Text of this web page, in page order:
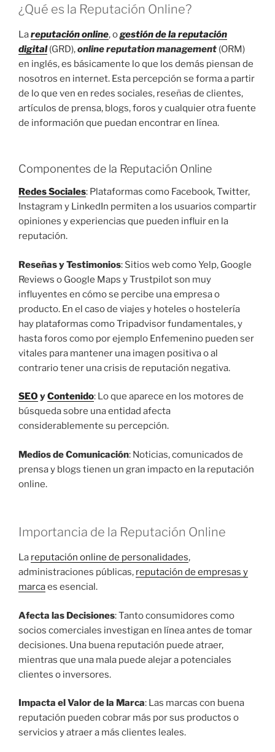
¿Qué es la Reputación Online?
Lareputación online, ogestión de la reputación
digital (GRD),online reputation management (ORM)
en inglés, es básicamente lo que los demás piensan de
nosotros en internet. Esta percepción se forma a partir
de lo que ven en redes sociales, reseñas de clientes,
artículos de prensa, blogs, foros y cualquier otra fuente
de información que puedan encontrar en línea.
Componentes de la Reputación Online
Redes Sociales: Plataformas como Facebook, Twitter,
Instagram y LinkedIn permiten a los usuarios compartir
opiniones y experiencias que pueden influir en la
reputación.
Reseñas y Testimonios: Sitios web como Yelp, Google
Reviews o Google Maps y Trustpilot son muy
influyentes en cómo se percibe una empresa o
producto. En el caso de viajes y hoteles o hostelería
hay plataformas como Tripadvisor fundamentales, y
hasta foros como por ejemplo Enfemenino pueden ser
vitales para mantener una imagen positiva o al
contrario tener una crisis de reputación negativa.
SEO yContenido: Lo que aparece en los motores de
búsqueda sobre una entidad afecta
considerablemente su percepción.
Medios de Comunicación: Noticias, comunicados de
prensa y blogs tienen un gran impacto en la reputación
online.
Importancia de la Reputación Online
La reputación online de personalidades,
administraciones públicas, reputación de empresas y
marcaes esencial.
Afecta las Decisiones: Tanto consumidores como
socios comerciales investigan en línea antes de tomar
decisiones. Una buena reputación puede atraer,
mientras que una mala puede alejar a potenciales
clientes o inversores.
Impacta el Valor de la Marca: Las marcas con buena
reputación pueden cobrar más por sus productos o
servicios y atraer a más clientes leales.